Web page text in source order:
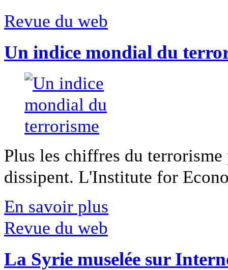
Revue du web
Un indice mondial du
Plus les chiffres du
dissipent. L'Institute for
En savoir plus
Revue du web
La Syrie muselée sur